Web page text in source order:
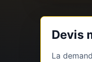
Devis
La